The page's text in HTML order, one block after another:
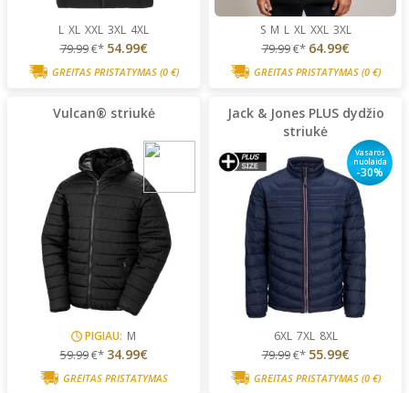
L XL XXL 3XL 4XL
79.99€* 54.99€
GREITAS PRISTATYMAS (0 €)
S M L XL XXL 3XL
79.99€* 64.99€
GREITAS PRISTATYMAS (0 €)
Vulcan® striukė
PIGIAU: M
59.99€* 34.99€
GREITAS PRISTATYMAS
Jack & Jones PLUS dydžio
striukė
Vasaros
nuolaida
-30%
6XL 7XL 8XL
79.99€* 55.99€
GREITAS PRISTATYMAS (0 €)